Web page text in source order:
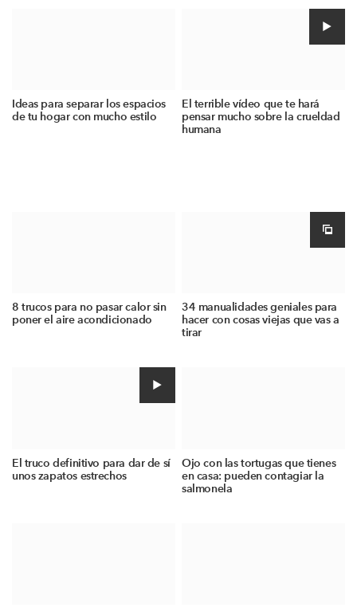
Ideas para separar los espacios
de tu hogar con mucho estilo
El terrible vídeo que te hará
pensar mucho sobre la crueldad
humana
8 trucos para no pasar calor sin
poner el aire acondicionado
34 manualidades geniales para
hacer con cosas viejas que vas a
tirar
El truco definitivo para dar de sí
unos zapatos estrechos
Ojo con las tortugas que tienes
en casa: pueden contagiar la
salmonela